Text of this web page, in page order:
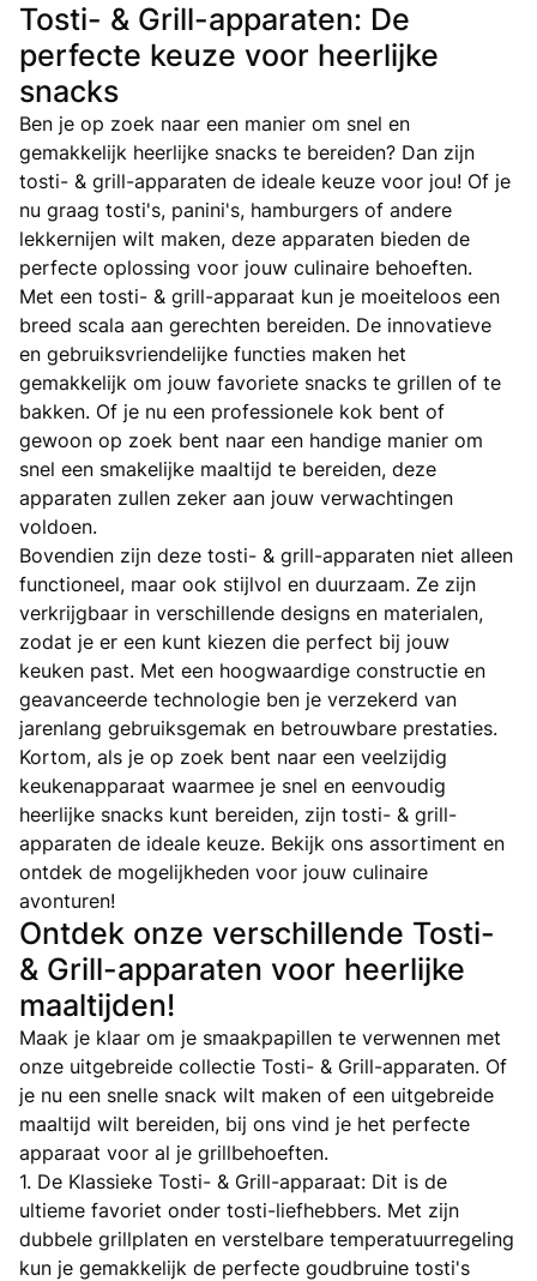
Tosti- & Grill-apparaten: De
perfecte keuze voor heerlijke
snacks
Ben je op zoek naar een manier om snel en
gemakkelijk heerlijke snacks te bereiden? Dan zijn
tosti- & grill-apparaten de ideale keuze voor jou! Of je
nu graag tosti's, panini's, hamburgers of andere
lekkernijen wilt maken, deze apparaten bieden de
perfecte oplossing voor jouw culinaire behoeften.
Met een tosti- & grill-apparaat kun je moeiteloos een
breed scala aan gerechten bereiden. De innovatieve
en gebruiksvriendelijke functies maken het
gemakkelijk om jouw favoriete snacks te grillen of te
bakken. Of je nu een professionele kok bent of
gewoon op zoek bent naar een handige manier om
snel een smakelijke maaltijd te bereiden, deze
apparaten zullen zeker aan jouw verwachtingen
voldoen.
Bovendien zijn deze tosti- & grill-apparaten niet alleen
functioneel, maar ook stijlvol en duurzaam. Ze zijn
verkrijgbaar in verschillende designs en materialen,
zodat je er een kunt kiezen die perfect bij jouw
keuken past. Met een hoogwaardige constructie en
geavanceerde technologie ben je verzekerd van
jarenlang gebruiksgemak en betrouwbare prestaties.
Kortom, als je op zoek bent naar een veelzijdig
keukenapparaat waarmee je snel en eenvoudig
heerlijke snacks kunt bereiden, zijn tosti- & grill-
apparaten de ideale keuze. Bekijk ons assortiment en
ontdek de mogelijkheden voor jouw culinaire
avonturen!
Ontdek onze verschillende Tosti-
& Grill-apparaten voor heerlijke
maaltijden!
Maak je klaar om je smaakpapillen te verwennen met
onze uitgebreide collectie Tosti- & Grill-apparaten. Of
je nu een snelle snack wilt maken of een uitgebreide
maaltijd wilt bereiden, bij ons vind je het perfecte
apparaat voor al je grillbehoeften.
1. De Klassieke Tosti- & Grill-apparaat: Dit is de
ultieme favoriet onder tosti-liefhebbers. Met zijn
dubbele grillplaten en verstelbare temperatuurregeling
kun je gemakkelijk de perfecte goudbruine tosti's